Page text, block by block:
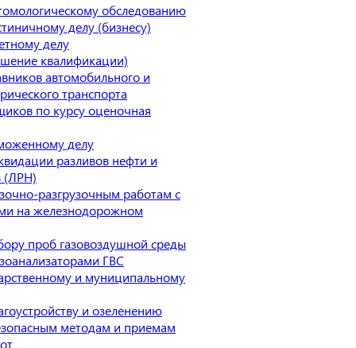
обследованию
делу (бизнесу)
делу
квалификации)
автомобильного и
транспорта
по курсу оценочная
делу
разливов нефти и
(ЛРН)
разгрузочным работам с
на железнодорожном
проб газовоздушной среды
ГВС
и муниципальному
и озеленению
методам и приемам